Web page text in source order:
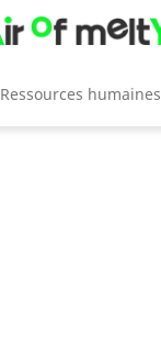
Ressources humaines